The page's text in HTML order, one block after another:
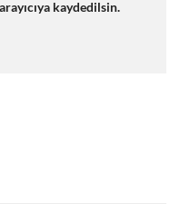
kaydedilsin.